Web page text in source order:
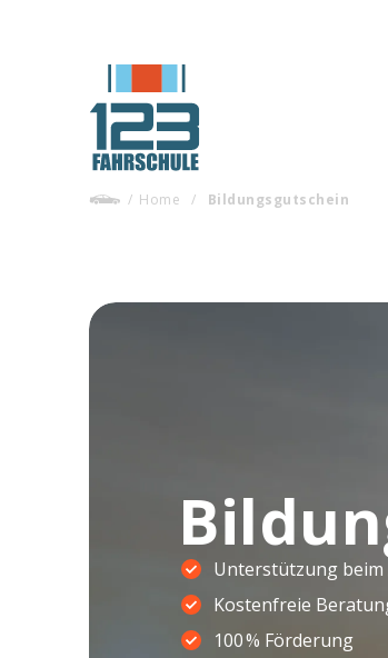
/ Home / Bildungsgutschein
Unterstützung
Kostenfreie
100 % Förderung